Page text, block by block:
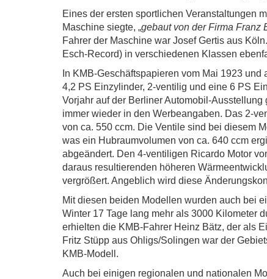
Eines der ersten sportlichen Veranstaltungen
Maschine siegte, „gebaut von der Firma Franz
Fahrer der Maschine war Josef Gertis aus
Esch-Record) in verschiedenen Klassen
In KMB-Geschäftspapieren vom Mai 1923
4,2 PS Einzylinder, 2-ventilig und eine 6 PS
Vorjahr auf der Berliner Automobil-
immer wieder in den Werbeangaben. Das 2-
von ca. 550 ccm. Die Ventile sind bei diesem
was ein Hubraumvolumen von ca. 640 ccm
abgeändert. Den 4-ventiligen Ricardo Motor
daraus resultierenden höheren
vergrößert. Angeblich wird diese
Mit diesen beiden Modellen wurden auch bei
Winter 17 Tage lang mehr als 3000 Kilometer
erhielten die KMB-Fahrer Heinz Bätz, der als
Fritz Stüpp aus Ohligs/Solingen war der
KMB-Modell.
Auch bei einigen regionalen und nationalen